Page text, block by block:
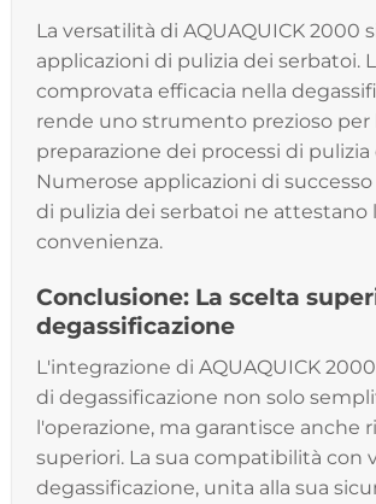
La versatilità di AQUAQUICK 2000
applicazioni di pulizia dei serbatoi.
comprovata efficacia nella
rende uno strumento prezioso per
preparazione dei processi di
Numerose applicazioni di
di pulizia dei serbatoi ne attestano
convenienza.
Conclusione: La scelta
degassificazione
L'integrazione di AQUAQUICK
di degassificazione non solo
l'operazione, ma garantisce anche
superiori. La sua compatibilità con
degassificazione, unita alla sua